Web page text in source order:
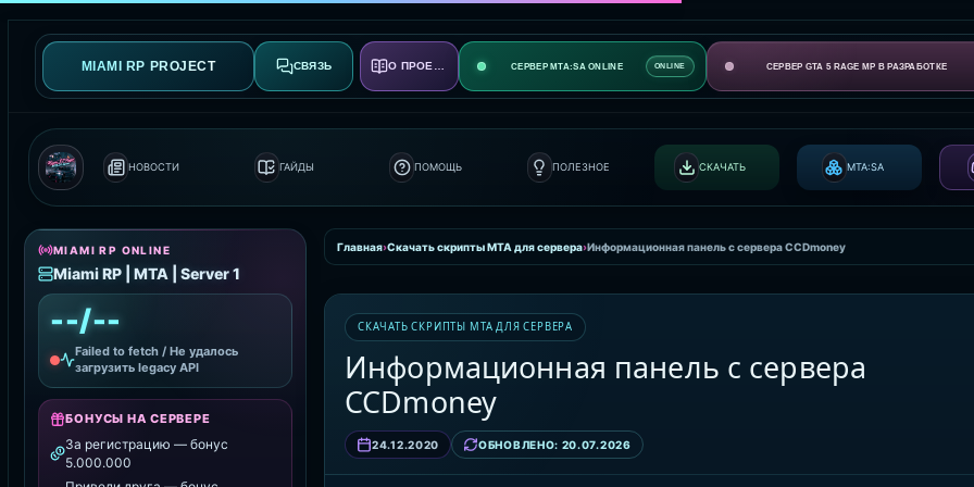
MIAMI RP PROJECT СВЯЗЬ СЕРВЕР MTA:SA ONLINE ONLINE СЕРВЕР GTA 5 RAGE MP В РАЗРАБОТКЕ
НОВОСТИ ГАЙДЫ ПОМОЩЬ ПОЛЕЗНОЕ СКАЧАТЬ MTA:SA
MIAMI RP ONLINE
Miami RP | MTA | Server 1
--/--
Failed to fetch / Не удалось
загрузить legacy API
БОНУСЫ НА СЕРВЕРЕ
За регистрацию — бонус
5.000.000
Главная›Скачать скрипты MTA для сервера›Информационная панель с сервера CCDmoney
СКАЧАТЬ СКРИПТЫ MTA ДЛЯ СЕРВЕРА
Информационная панель с сервера
CCDmoney
24.12.2020 ОБНОВЛЕНО: 20.07.2026